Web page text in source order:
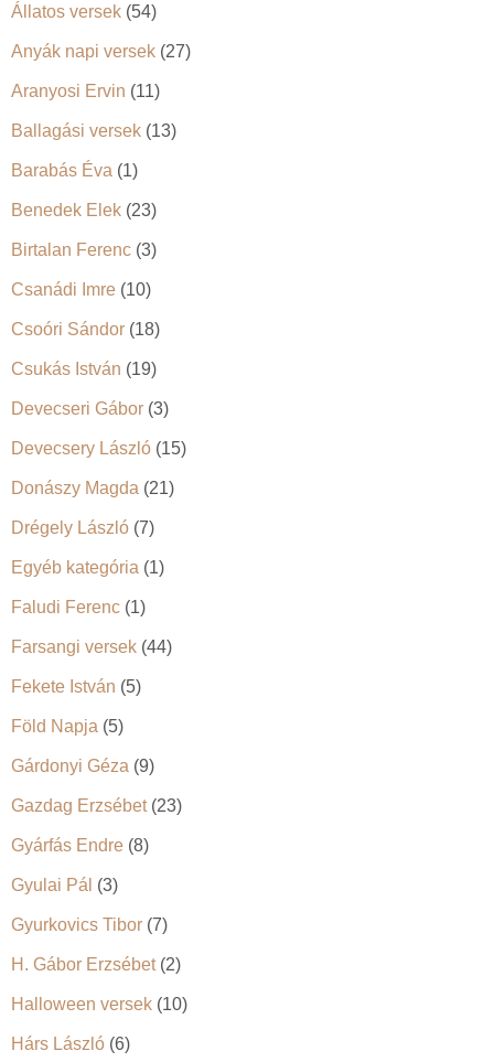
Állatos versek (54)
Anyák napi versek (27)
Aranyosi Ervin (11)
Ballagási versek (13)
Barabás Éva (1)
Benedek Elek (23)
Birtalan Ferenc (3)
Csanádi Imre (10)
Csoóri Sándor (18)
Csukás István (19)
Devecseri Gábor (3)
Devecsery László (15)
Donászy Magda (21)
Drégely László (7)
Egyéb kategória (1)
Faludi Ferenc (1)
Farsangi versek (44)
Fekete István (5)
Föld Napja (5)
Gárdonyi Géza (9)
Gazdag Erzsébet(23)
Gyárfás Endre (8)
Gyulai Pál (3)
Gyurkovics Tibor (7)
H. Gábor Erzsébet(2)
Halloween versek (10)
Hárs László (6)